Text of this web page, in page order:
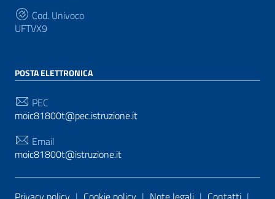
Cod. Univoco
UFTVX9
POSTA ELETTRONICA
PEC
moic81800t@pec.istruzione.it
Email
moic81800t@istruzione.it